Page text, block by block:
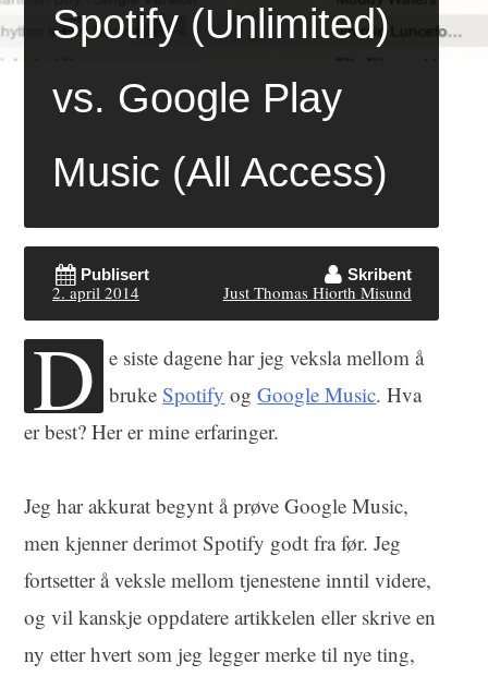
Spotify (Unlimited)
vs. Google Play
Music (All Access)
Publisert
2. april 2014
Skribent
Just Thomas Hiorth Misund
D e siste dagene har jeg veksla mellom å
brukeSpotify ogGoogle Music. Hva
er best? Her er mine erfaringer.
Jeg har akkurat begynt å prøve Google Music,
men kjenner derimot Spotify godt fra før. Jeg
fortsetter å veksle mellom tjenestene inntil videre,
og vil kanskje oppdatere artikkelen eller skrive en
ny etter hvert som jeg legger merke til nye ting,